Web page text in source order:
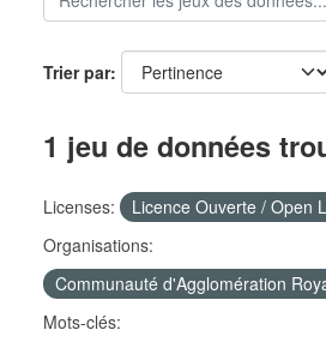
Trier par
1 jeu de données
Licenses:
Licence Ouverte / Open
Organisations:
Communauté d'Agglomération
Mots-clés: